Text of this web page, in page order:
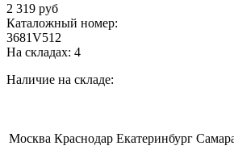
2 319 руб
Каталожный номер:
3681V512
На складах: 4
Наличие на складе:
Москва Краснодар Екатеринбург